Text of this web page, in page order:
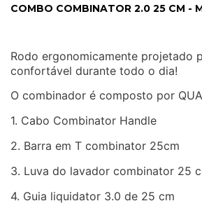
COMBO COMBINATOR 2.0 25 CM -
Rodo ergonomicamente projetado
confortável durante todo o dia!
O combinador é composto por
1. Cabo Combinator Handle
2. Barra em T combinator 25cm
3. Luva do lavador combinator 25
4. Guia liquidator 3.0 de 25 cm